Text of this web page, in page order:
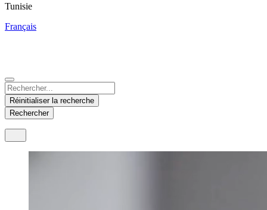
Austria
Deutsch
Hungary
Magyar
Italy
China
中文
Malaysia
English
Thailand
ภาษาไทย
Mexico
Español
United States
English
Tunisie
Français
Réinitialiser la recherche
Rechercher